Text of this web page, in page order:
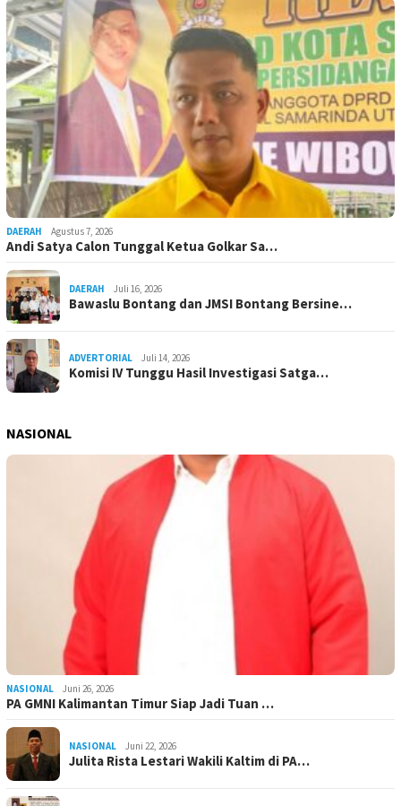
DAERAH Agustus 7, 2026
Andi Satya Calon Tunggal Ketua Golkar Sa…
DAERAH Juli 16, 2026
Bawaslu Bontang dan JMSI Bontang Bersine…
ADVERTORIAL Juli 14, 2026
Komisi IV Tunggu Hasil Investigasi Satga…
NASIONAL
NASIONAL Juni 26, 2026
PA GMNI Kalimantan Timur Siap Jadi Tuan …
NASIONAL Juni 22, 2026
Julita Rista Lestari Wakili Kaltim di PA…